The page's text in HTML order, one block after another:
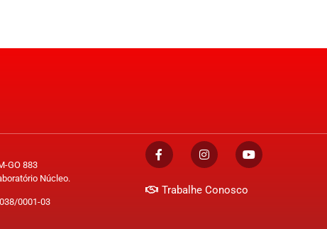
GO 883
Núcleo.
0001-03
Trabalhe Conosco